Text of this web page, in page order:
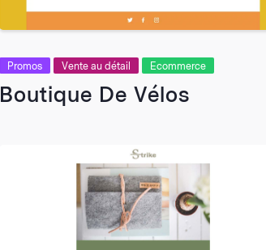
Promos Vente au détail Ecommerce
Boutique De Vélos